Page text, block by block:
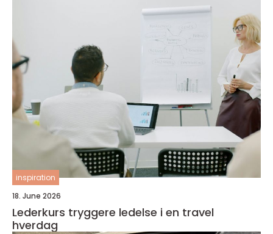
inspiration
18. June 2026
Lederkurs tryggere ledelse i en travel
hverdag